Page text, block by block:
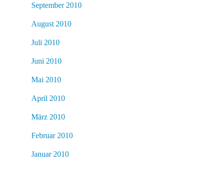
September 2010
August 2010
Juli 2010
Juni 2010
Mai 2010
April 2010
März 2010
Februar 2010
Januar 2010